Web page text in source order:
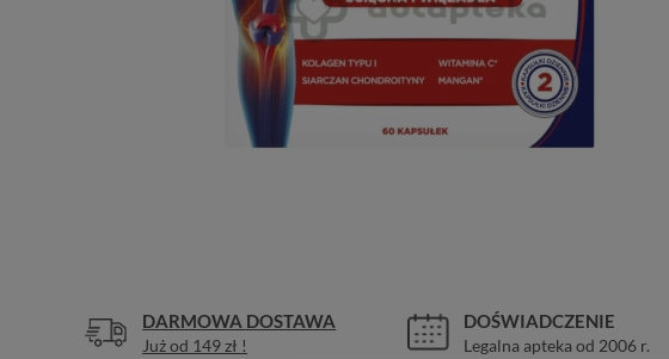
DARMOWA DOSTAWA
Już od 149 zł !
DOŚWIADCZENIE
Legalna apteka od 2006 r.